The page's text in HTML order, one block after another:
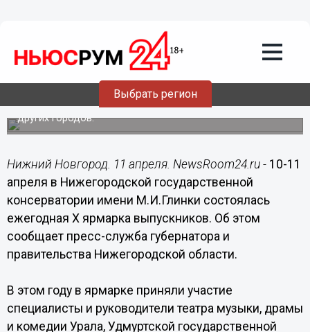
Выбрать регион
приняли участие руководители
учреждений культуры из более чем 10
На ярмарку приехали потенциальные работодатели из
Калининграда, Самары, Ульяновска, Липецка, Саранска и
других городов.
Нижний Новгород. 11 апреля. NewsRoom24.ru - 10-11
апреля в Нижегородской государственной
консерватории имени М.И.Глинки состоялась
ежегодная Х ярмарка выпускников. Об этом
сообщает пресс-служба губернатора и
правительства Нижегородской области.
В этом году в ярмарке приняли участие
специалисты и руководители театра музыки, драмы
и комедии Урала, Удмуртской государственной